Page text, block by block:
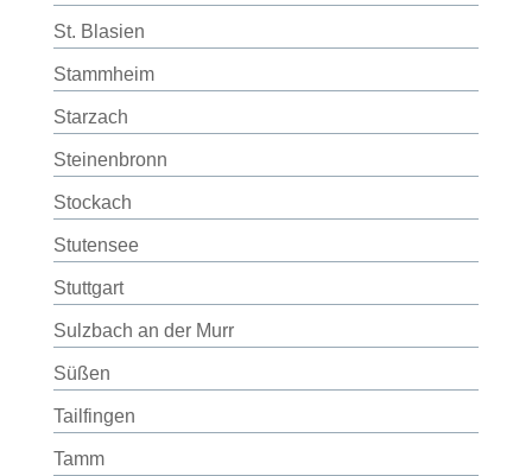
St. Blasien
Stammheim
Starzach
Steinenbronn
Stockach
Stutensee
Stuttgart
Sulzbach an der Murr
Süßen
Tailfingen
Tamm